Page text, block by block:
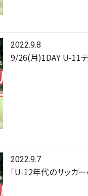
2022.9.8
9/26(月)1DAY U-11
2022.9.7
「U-12年代のサッカ